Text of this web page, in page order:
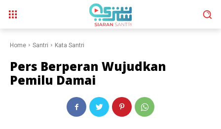
Home Santri Kata Santri
Pers Berperan Wujudkan
Pemilu Damai